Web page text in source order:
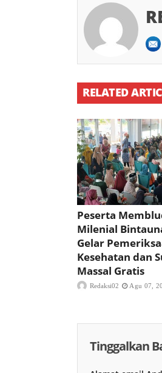
RELATED
Peserta
Milenial
Gelar
Kesehatan dan
Massal Gratis
Redaksi02 Agu 07,
Tinggalkan